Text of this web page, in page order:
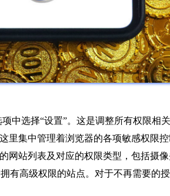
中选择“设置”。这是调整所有权限相
里集中管理着浏览器的各项敏感权限控
站列表及对应的权限类型，包括摄像
有高级权限的站点。对于不再需要的